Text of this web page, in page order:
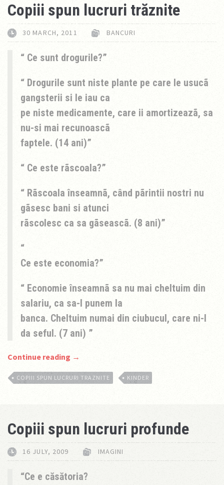
Copiii spun lucruri trăznite
30 MARCH, 2011 BANCURI
Ce sunt drogurile?
Drogurile sunt niste plante pe care le usucã
gangsterii si le iau ca
pe niste medicamente, care ii amortizeazã, sa
nu-si mai recunoascã
faptele. (14 ani)
Ce este rãscoala?
Rãscoala înseamnã, când pãrintii nostri nu
gãsesc bani si atunci
rãscolesc ca sa gãseascã. (8 ani)
Ce este economia?
Economie înseamnã sa nu mai cheltuim din
salariu, ca sa-l punem la
banca. Cheltuim numai din ciubucul, care ni-l
da seful. (7 ani)
Continue reading →
COPIII SPUN LUCRURI TRAZNITE KINDER
Copiii spun lucruri profunde
16 JULY, 2009 IMAGINI
Ce e căsătoria?